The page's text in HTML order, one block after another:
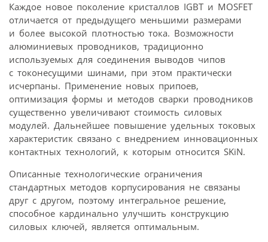
Каждое новое поколение кристаллов IGBT и MOSFET
отличается от предыдущего меньшими размерами
и более высокой плотностью тока. Возможности
алюминиевых проводников, традиционно
используемых для соединения выводов чипов
с токонесущими шинами, при этом практически
исчерпаны. Применение новых припоев,
оптимизация формы и методов сварки проводников
существенно увеличивают стоимость силовых
модулей. Дальнейшее повышение удельных токовых
характеристик связано с внедрением инновационных
контактных технологий, к которым относится SKiN.
Описанные технологические ограничения
стандартных методов корпусирования не связаны
друг с другом, поэтому интегральное решение,
способное кардинально улучшить конструкцию
силовых ключей, является оптимальным.